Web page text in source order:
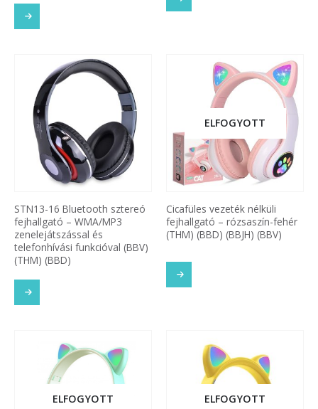
STN13-16 Bluetooth sztereó
fejhallgató – WMA/MP3
zenelejátszással és
telefonhívási funkcióval (BBV)
(THM) (BBD)
ELFOGYOTT
Cicafüles vezeték nélküli
fejhallgató – rózsaszín-fehér
(THM) (BBD) (BBJH) (BBV)
ELFOGYOTT ELFOGYOTT